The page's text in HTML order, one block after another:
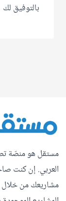
بالتوفيق لك
مستقل هو منصّة
العربي. إن كنت
مشاريعك من خلال